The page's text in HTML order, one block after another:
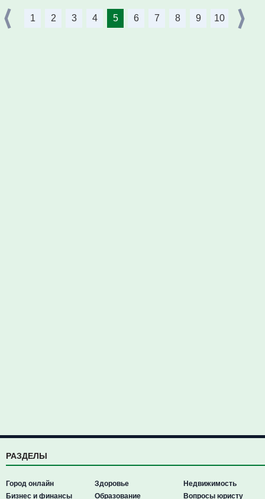
1 2 3 4 5 6 7 8 9 10
РАЗДЕЛЫ
Город онлайн
Бизнес и финансы
Здоровье
Образование
Недвижимость
Вопросы юристу